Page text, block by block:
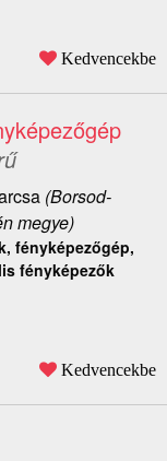
Kedvencekbe
(Borsod-
megye)
fényképezőgép,
fényképezők
Kedvencekbe